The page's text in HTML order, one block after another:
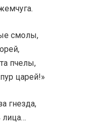
смолы,
пчелы,
царей!»
гнезда,